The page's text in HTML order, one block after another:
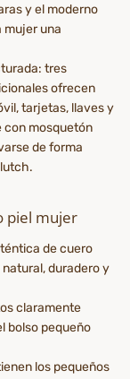
y el moderno
mujer una
tres
ofrecen
tarjetas, llaves y
con mosquetón
de forma
piel mujer
de cuero
duradero y
claramente
bolso pequeño
los pequeños